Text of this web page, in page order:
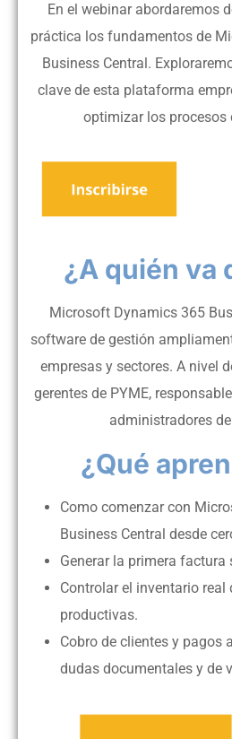
En el webinar abordaremos
práctica los fundamentos de
Business Central.
clave de esta plataforma
optimizar los procesos
¿A quién va
Microsoft Dynamics 365
software de gestión
empresas y sectores. A nivel
gerentes de PYME,
administradores
¿Qué
Como comenzar con
Business Central desde
Generar la primera factura
Controlar el inventario
productivas.
Cobro de clientes y pagos
dudas documentales y de